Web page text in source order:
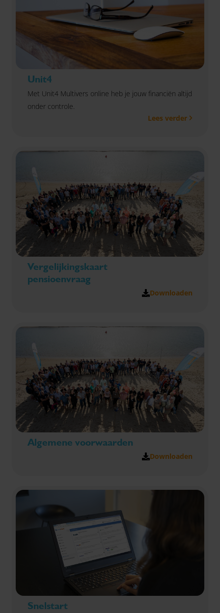
Unit4
Met Unit4 Multivers online heb je jouw financiën altijd
onder controle.
Lees verder
Vergelijkingskaart
pensioenvraag
Downloaden
Algemene voorwaarden
Downloaden
Snelstart